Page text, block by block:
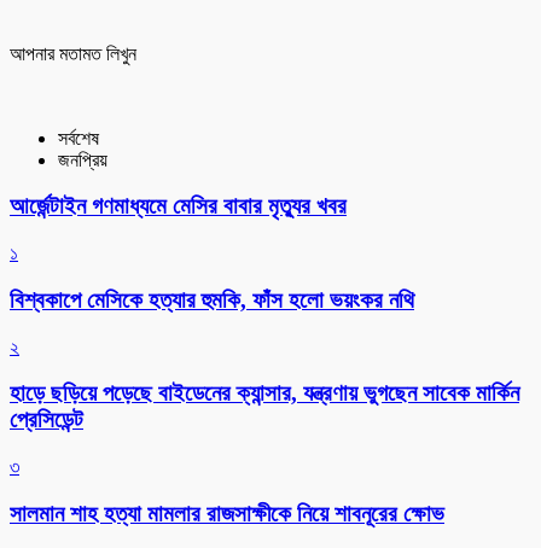
আপনার মতামত লিখুন
সর্বশেষ
জনপ্রিয়
আর্জেন্টাইন গণমাধ্যমে মেসির বাবার মৃত্যুর খবর
১
বিশ্বকাপে মেসিকে হত্যার হুমকি, ফাঁস হলো ভয়ংকর নথি
২
হাড়ে ছড়িয়ে পড়েছে বাইডেনের ক্যান্সার, যন্ত্রণায় ভুগছেন সাবেক মার্কিন
প্রেসিডেন্ট
৩
সালমান শাহ হত্যা মামলার রাজসাক্ষীকে নিয়ে শাবনূরের ক্ষোভ